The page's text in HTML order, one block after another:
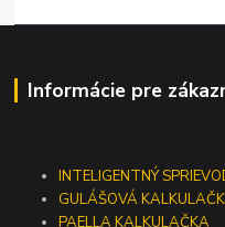
Informácie pre
INTELIGENTNÝ
GULÁŠOVÁ
PAELLA KALKULAČKA